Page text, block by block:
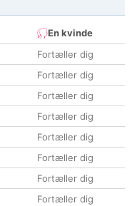
En kvinde
Fortæller dig
Fortæller dig
Fortæller dig
Fortæller dig
Fortæller dig
Fortæller dig
Fortæller dig
Fortæller dig